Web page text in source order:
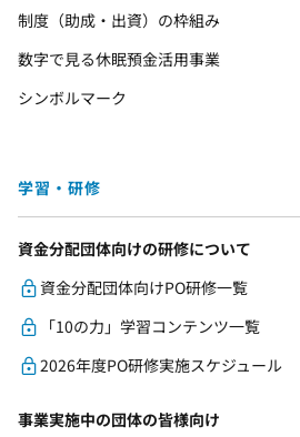
制度（助成・出資）の枠組み
数字で見る休眠預金活用事業
シンボルマーク
学習・研修
資金分配団体向けの研修について
資金分配団体向けPO研修一覧
「10の力」学習コンテンツ一覧
2026年度PO研修実施スケジュール
事業実施中の団体の皆様向け